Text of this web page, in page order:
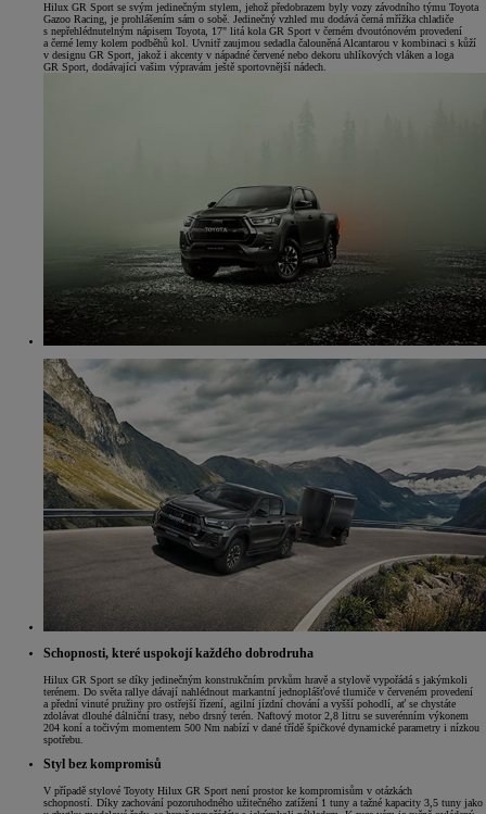
Hilux GR Sport se svým jedinečným stylem, jehož předobrazem byly vozy závodního týmu Toyota
Gazoo Racing, je prohlášením sám o sobě. Jedinečný vzhled mu dodává černá mřížka chladiče
s nepřehlédnutelným nápisem Toyota, 17" litá kola GR Sport v černém dvoutónovém provedení
a černé lemy kolem podběhů kol. Uvnitř zaujmou sedadla čalouněná Alcantarou v kombinaci s kůží
v designu GR Sport, jakož i akcenty v nápadné červené nebo dekoru uhlíkových vláken a loga
GR Sport, dodávající vašim výpravám ještě sportovnější nádech.
Schopnosti, které uspokojí každého dobrodruha
Hilux GR Sport se díky jedinečným konstrukčním prvkům hravě a stylově vypořádá s jakýmkoli
terénem. Do světa rallye dávají nahlédnout markantní jednoplášťové tlumiče v červeném provedení
a přední vinuté pružiny pro ostřejší řízení, agilní jízdní chování a vyšší pohodlí, ať se chystáte
zdolávat dlouhé dálniční trasy, nebo drsný terén. Naftový motor 2,8 litru se suverénním výkonem
204 koní a točivým momentem 500 Nm nabízí v dané třídě špičkové dynamické parametry i nízkou
spotřebu.
Styl bez kompromisů
V případě stylové Toyoty Hilux GR Sport není prostor ke kompromisům v otázkách
schopností. Díky zachování pozoruhodného užitečného zatížení 1 tuny a tažné kapacity 3,5 tuny jako